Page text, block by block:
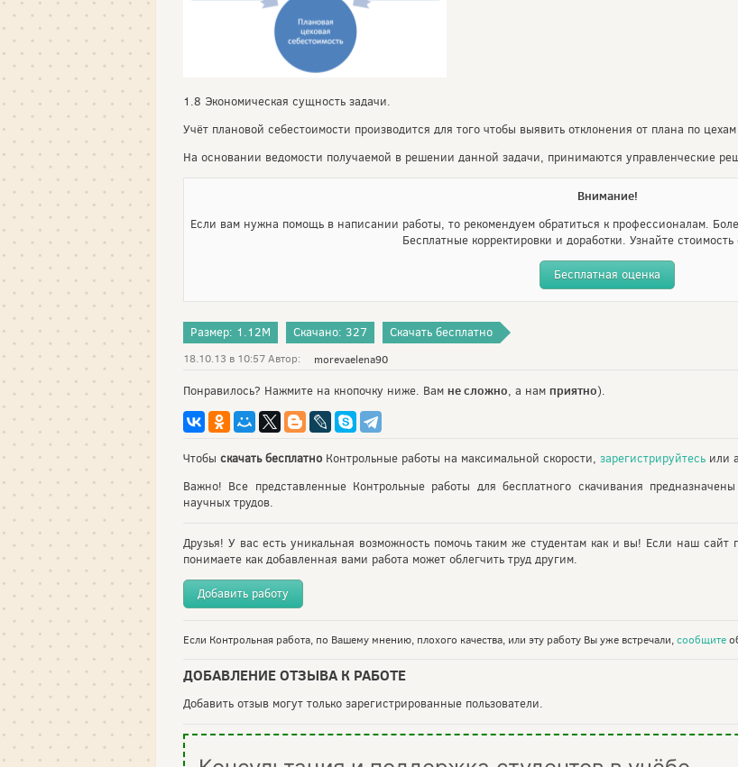
1.8 Экономическая сущность задачи.
Учёт плановой себестоимости производится для того чтобы выявить отклонения от плана по
На основании ведомости получаемой в решении данной задачи, принимаются управленческие
Внимание!
Если вам нужна помощь в написании работы, то рекомендуем обратиться к профессионалам.
Бесплатные корректировки и доработки. Узнайте
Бесплатная оценка
Размер: 1.12M Скачано: 327 Скачать бесплатно
18.10.13 в 10:57 Автор: morevaelena90
Понравилось? Нажмите на кнопочку ниже. Вам не сложно, а нам приятно).
Чтобы скачать бесплатно Контрольные работы на максимальной скорости, зарегистрируйтесь или
Важно! Все представленные Контрольные работы для бесплатного скачивания
научных трудов.
Друзья! У вас есть уникальная возможность помочь таким же студентам как и вы! Если наш
понимаете как добавленная вами работа может облегчить труд другим.
Добавить работу
Если Контрольная работа, по Вашему мнению, плохого качества, или эту работу Вы уже встречали,сообщите
ДОБАВЛЕНИЕ ОТЗЫВА К РАБОТЕ
Добавить отзыв могут только зарегистрированные пользователи.